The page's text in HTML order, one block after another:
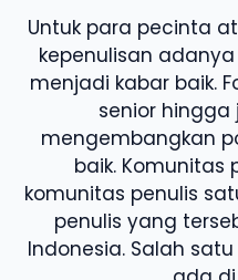
Untuk para pecinta
kepenulisan
menjadi kabar baik.
senior hingga
mengembangkan
baik. Komunitas
komunitas penulis
penulis yang
Indonesia. Salah